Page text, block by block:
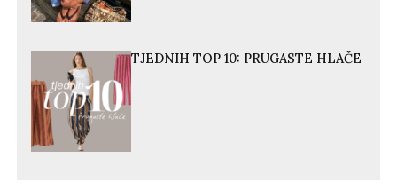
TJEDNIH TOP 10: PRUGASTE HLAČE